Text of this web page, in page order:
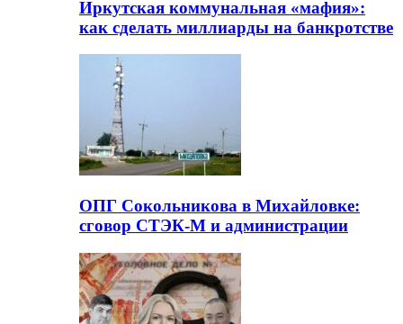
Иркутская коммунальная «мафия»:
как сделать миллиарды на банкротстве
ОПГ Сокольникова в Михайловке:
сговор СТЭК-М и администрации